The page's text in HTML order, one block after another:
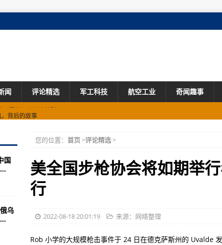
闻 评论精选 军工科技 航空工业 奇闻趣事
背后的故事
大的估计是大陆的相声界
亿可能打水漂了
同演绎的军事动作电影《排爆手》
在以台制华
相信吗？
您的位置： 首页>评论精选>
美全国步枪协会将如期举
行
2022-08-18 20:01:19 来源：网络整理
Rob 小学的大规模枪击事件于 24 日在德克萨斯州的 Uvalde
国
乌